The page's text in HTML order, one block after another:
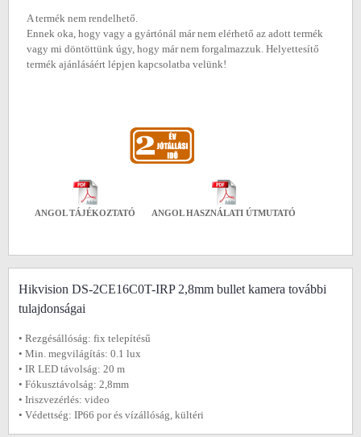
A termék nem rendelhető.
Ennek oka, hogy vagy a gyártónál már nem elérhető az adott termék
vagy mi döntöttünk úgy, hogy már nem forgalmazzuk. Helyettesítő
termék ajánlásáért lépjen kapcsolatba velünk!
ANGOL TÁJÉKOZTATÓ ANGOL HASZNÁLATI ÚTMUTATÓ
Hikvision DS-2CE16C0T-IRP 2,8mm bullet kamera további
tulajdonságai
• Rezgésállóság: fix telepítésű
• Min. megvilágítás: 0.1 lux
• IR LED távolság: 20 m
• Fókusztávolság: 2,8mm
• Iriszvezérlés: video
• Védettség: IP66 por és vízállóság, kültéri